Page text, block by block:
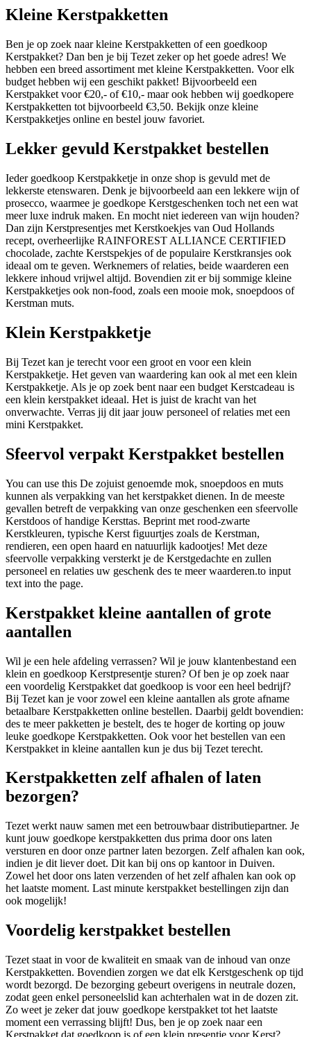
Kleine Kerstpakketten
Ben je op zoek naar kleine Kerstpakketten of een goedkoop
Kerstpakket? Dan ben je bij Tezet zeker op het goede adres! We
hebben een breed assortiment met kleine Kerstpakketten. Voor elk
budget hebben wij een geschikt pakket! Bijvoorbeeld een
Kerstpakket voor €20,- of €10,- maar ook hebben wij goedkopere
Kerstpakketten tot bijvoorbeeld €3,50. Bekijk onze kleine
Kerstpakketjes online en bestel jouw favoriet.
Lekker gevuld Kerstpakket bestellen
Ieder goedkoop Kerstpakketje in onze shop is gevuld met de
lekkerste etenswaren. Denk je bijvoorbeeld aan een lekkere wijn of
prosecco, waarmee je goedkope Kerstgeschenken toch net een wat
meer luxe indruk maken. En mocht niet iedereen van wijn houden?
Dan zijn Kerstpresentjes met Kerstkoekjes van Oud Hollands
recept, overheerlijke RAINFOREST ALLIANCE CERTIFIED
chocolade, zachte Kerstspekjes of de populaire Kerstkransjes ook
ideaal om te geven. Werknemers of relaties, beide waarderen een
lekkere inhoud vrijwel altijd. Bovendien zit er bij sommige kleine
Kerstpakketjes ook non-food, zoals een mooie mok, snoepdoos of
Kerstman muts.
Klein Kerstpakketje
Bij Tezet kan je terecht voor een groot en voor een klein
Kerstpakketje. Het geven van waardering kan ook al met een klein
Kerstpakketje. Als je op zoek bent naar een budget Kerstcadeau is
een klein kerstpakket ideaal. Het is juist de kracht van het
onverwachte. Verras jij dit jaar jouw personeel of relaties met een
mini Kerstpakket.
Sfeervol verpakt Kerstpakket bestellen
You can use this De zojuist genoemde mok, snoepdoos en muts
kunnen als verpakking van het kerstpakket dienen. In de meeste
gevallen betreft de verpakking van onze geschenken een sfeervolle
Kerstdoos of handige Kersttas. Beprint met rood-zwarte
Kerstkleuren, typische Kerst figuurtjes zoals de Kerstman,
rendieren, een open haard en natuurlijk kadootjes! Met deze
sfeervolle verpakking versterkt je de Kerstgedachte en zullen
personeel en relaties uw geschenk des te meer waarderen.to input
text into the page.
Kerstpakket kleine aantallen of grote
aantallen
Wil je een hele afdeling verrassen? Wil je jouw klantenbestand een
klein en goedkoop Kerstpresentje sturen? Of ben je op zoek naar
een voordelig Kerstpakket dat goedkoop is voor een heel bedrijf?
Bij Tezet kan je voor zowel een kleine aantallen als grote afname
betaalbare Kerstpakketten online bestellen. Daarbij geldt bovendien:
des te meer pakketten je bestelt, des te hoger de korting op jouw
leuke goedkope Kerstpakketten. Ook voor het bestellen van een
Kerstpakket in kleine aantallen kun je dus bij Tezet terecht.
Kerstpakketten zelf afhalen of laten
bezorgen?
Tezet werkt nauw samen met een betrouwbaar distributiepartner. Je
kunt jouw goedkope kerstpakketten dus prima door ons laten
versturen en door onze partner laten bezorgen. Zelf afhalen kan ook,
indien je dit liever doet. Dit kan bij ons op kantoor in Duiven.
Zowel het door ons laten verzenden of het zelf afhalen kan ook op
het laatste moment. Last minute kerstpakket bestellingen zijn dan
ook mogelijk!
Voordelig kerstpakket bestellen
Tezet staat in voor de kwaliteit en smaak van de inhoud van onze
Kerstpakketten. Bovendien zorgen we dat elk Kerstgeschenk op tijd
wordt bezorgd. De bezorging gebeurt overigens in neutrale dozen,
zodat geen enkel personeelslid kan achterhalen wat in de dozen zit.
Zo weet je zeker dat jouw goedkope kerstpakket tot het laatste
moment een verrassing blijft! Dus, ben je op zoek naar een